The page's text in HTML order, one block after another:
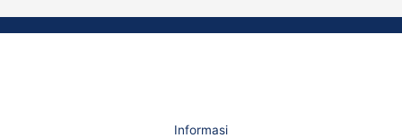
Informasi